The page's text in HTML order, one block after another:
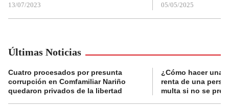
13/07/2023 05/05/2025
Últimas Noticias
Cuatro procesados por presunta
corrupción en Comfamiliar Nariño
quedaron privados de la libertad
¿Cómo hacer una
renta de una
multa si no se